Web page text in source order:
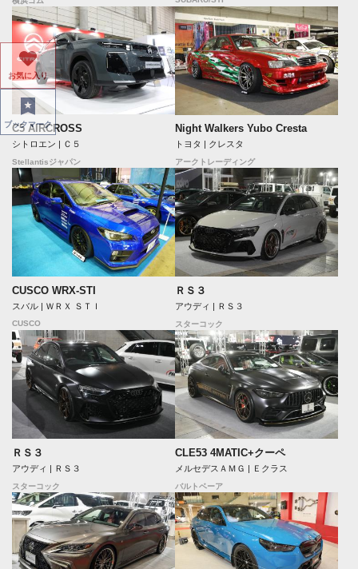
C5 AIRCROSS
シトロエン | Ｃ５
Stellantisジャパン
Night Walkers Yubo Cresta
トヨタ | クレスタ
アークトレーディング
CUSCO WRX-STI
スバル | ＷＲＸ ＳＴＩ
CUSCO
ＲＳ３
アウディ | ＲＳ３
スターコック
ＲＳ３
アウディ | ＲＳ３
スターコック
CLE53 4MATIC+クーペ
メルセデスＡＭＧ | Ｅクラス
バルトベーア
お気に入り
ブックマーク